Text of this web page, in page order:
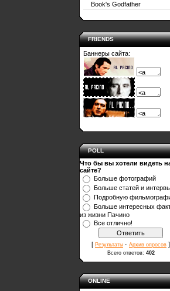
Book's Godfather
FRIENDS
Баннеры сайта:
POLL
Что бы вы хотели видеть
сайте?
Больше фотографий
Больше статей и
Подробную
Больше интересных
из жизни Пачино
Все отлично!
[ Результаты · Архив опросов ]
Всего ответов: 402
ONLINE